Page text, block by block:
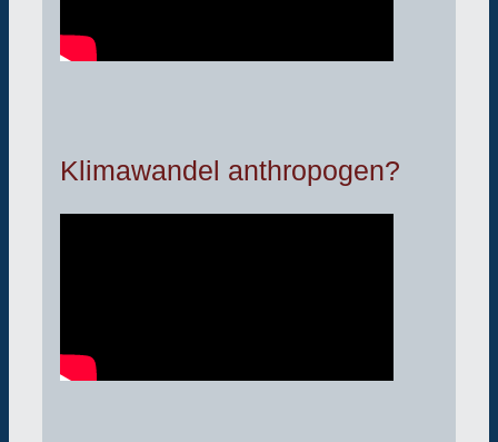
Klimawandel anthropogen?